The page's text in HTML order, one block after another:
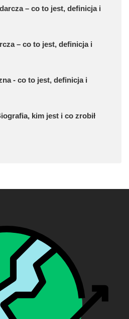
– co to jest, definicja i
– co to jest, definicja i
- co to jest, definicja i
kim jest i co zrobił